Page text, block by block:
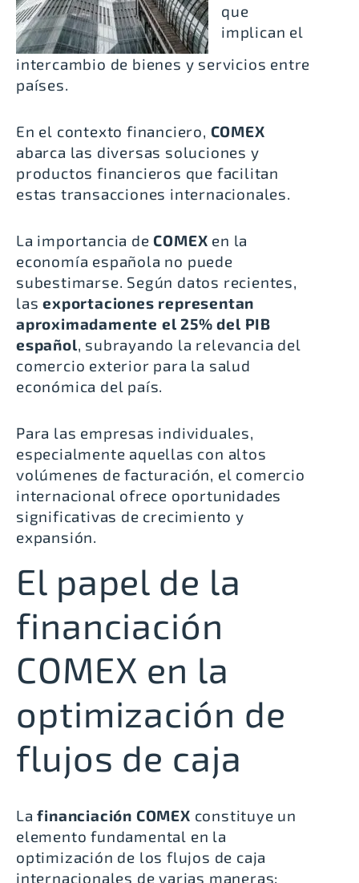
que
implican el
intercambio de bienes y servicios entre
países.
En el contexto financiero, COMEX
abarca las diversas soluciones y
productos financieros que facilitan
estas transacciones internacionales.
La importancia de COMEX en la
economía española no puede
subestimarse. Según datos recientes,
lasexportaciones representan
aproximadamente el 25% del PIB
español, subrayando la relevancia del
comercio exterior para la salud
económica del país.
Para las empresas individuales,
especialmente aquellas con altos
volúmenes de facturación, el comercio
internacional ofrece oportunidades
significativas de crecimiento y
expansión.
El papel de la
financiación
COMEX en la
optimización de
flujos de caja
Lafinanciación COMEX constituye un
elemento fundamental en la
optimización de los flujos de caja
internacionales de varias maneras: